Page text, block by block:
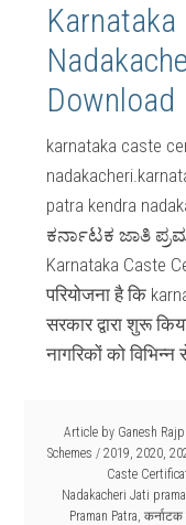
Download
karnataka caste
patra kendra
ಕರ್ನಾಟಕ ಜಾತಿ
Karnataka Caste
परियोजना है कि
सरकार द्वारा शुरू
नागरिकों को
Article by Ganesh
Schemes / 2019, 2020,
Caste
Nadakacheri Jati
Praman Patra, कर्नाटक